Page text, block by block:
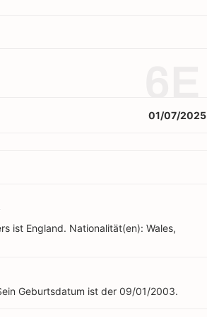
01/07/2025
ist England. Nationalität(en): Wales,
Geburtsdatum ist der 09/01/2003.